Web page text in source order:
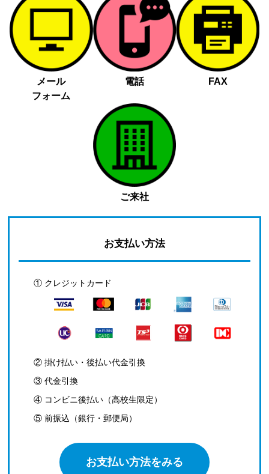
メール
フォーム
電話 FAX
ご来社
お支払い方法
① クレジットカード
② 掛け払い・後払い代金引換
③ 代金引換
④ コンビニ後払い（高校生限定）
⑤ 前振込（銀行・郵便局）
お支払い方法をみる